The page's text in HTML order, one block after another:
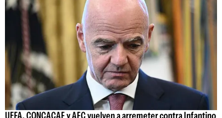
UEFA, CONCACAF y AFC vuelven a arremeter contra Infantino